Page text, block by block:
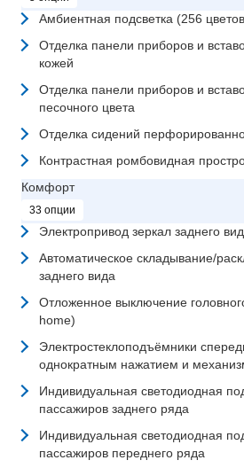
Амбиентная подсветка (256
Отделка панели приборов и
кожей
Отделка панели приборов и
песочного цвета
Отделка сидений
Контрастная ромбовидная
Комфорт
33 опции
Электропривод зеркал заднего
Автоматическое складывание/
заднего вида
Отложенное выключение
home)
Электростеклоподъёмники
однократным нажатием и
Индивидуальная светодиодная
пассажиров заднего ряда
Индивидуальная светодиодная
пассажиров переднего ряда